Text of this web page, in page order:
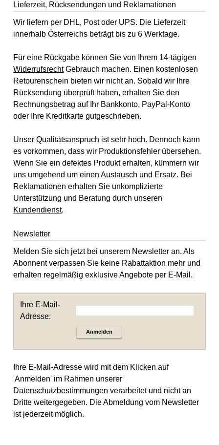
Lieferzeit, Rücksendungen und Reklamationen
Wir liefern per DHL, Post oder UPS. Die Lieferzeit
innerhalb Österreichs beträgt bis zu 6 Werktage.
Für eine Rückgabe können Sie von Ihrem 14-tägigen
WiderrufsrechtGebrauch machen. Einen kostenlosen
Retourenschein bieten wir nicht an. Sobald wir Ihre
Rücksendung überprüft haben, erhalten Sie den
Rechnungsbetrag auf Ihr Bankkonto, PayPal-Konto
oder Ihre Kreditkarte gutgeschrieben.
Unser Qualitätsanspruch ist sehr hoch. Dennoch kann
es vorkommen, dass wir Produktionsfehler übersehen.
Wenn Sie ein defektes Produkt erhalten, kümmern wir
uns umgehend um einen Austausch und Ersatz. Bei
Reklamationen erhalten Sie unkomplizierte
Unterstützung und Beratung durch unseren
Kundendienst.
Newsletter
Melden Sie sich jetzt bei unserem Newsletter an. Als
Abonnent verpassen Sie keine Rabattaktion mehr und
erhalten regelmäßig exklusive Angebote per E-Mail.
Ihre E-Mail-
Adresse:
Anmelden
Ihre E-Mail-Adresse wird mit dem Klicken auf
'Anmelden' im Rahmen unserer
Datenschutzbestimmungen verarbeitet und nicht an
Dritte weitergegeben. Die Abmeldung vom Newsletter
ist jederzeit möglich.